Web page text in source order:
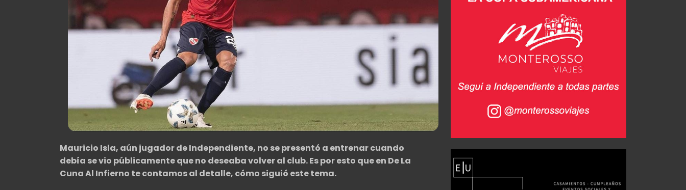
Mauricio Isla, aún jugador de Independiente, no se presentó a entrenar cuando
debía se vio públicamente que no deseaba volver al club. Es por esto que en De La
Cuna Al Infierno te contamos al detalle, cómo siguió este tema.